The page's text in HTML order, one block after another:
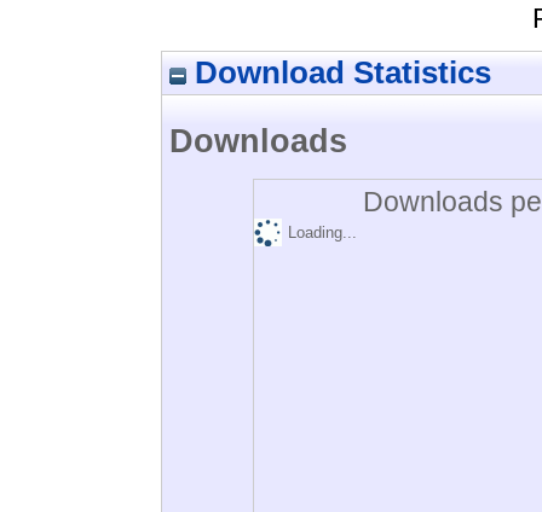
Download Statistics
Downloads
Downloads
Loading...